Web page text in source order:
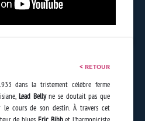
< RETOUR
dans la tristement célèbre ferme
Lead Bellyne se doutait pas que
le cours de son destin. À travers cet